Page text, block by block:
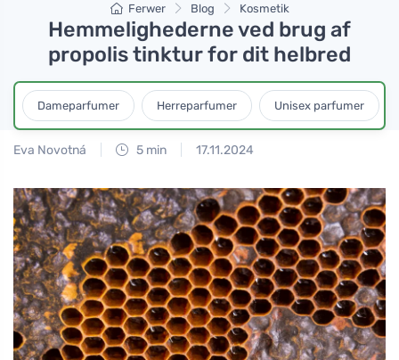
Ferwer Blog Kosmetik
Hemmelighederne ved brug af
propolis tinktur for dit helbred
Dameparfumer Herreparfumer Unisex parfumer
Eva Novotná 5 min 17.11.2024